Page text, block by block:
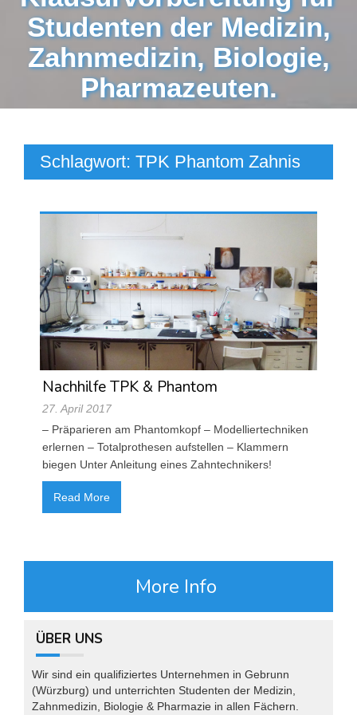
Studenten der Medizin,
Zahnmedizin, Biologie,
Pharmazeuten.
Schlagwort: TPK Phantom Zahnis
Nachhilfe TPK & Phantom
27. April 2017
– Präparieren am Phantomkopf – Modelliertechniken
erlernen – Totalprothesen aufstellen – Klammern
biegen Unter Anleitung eines Zahntechnikers!
Read More
More Info
ÜBER UNS
Wir sind ein qualifiziertes Unternehmen in Gebrunn
(Würzburg) und unterrichten Studenten der Medizin,
Zahnmedizin, Biologie & Pharmazie in allen Fächern.